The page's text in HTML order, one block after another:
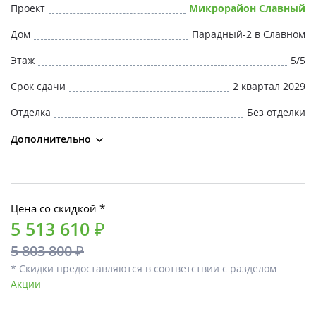
Проект
Микрорайон Славный
Дом
Парадный-2 в Славном
Этаж
5/5
Срок сдачи
2 квартал 2029
Отделка
Без отделки
Дополнительно
Цена со скидкой *
5 513 610 ₽
5 803 800 ₽
* Скидки предоставляются в соответствии с разделом
Акции